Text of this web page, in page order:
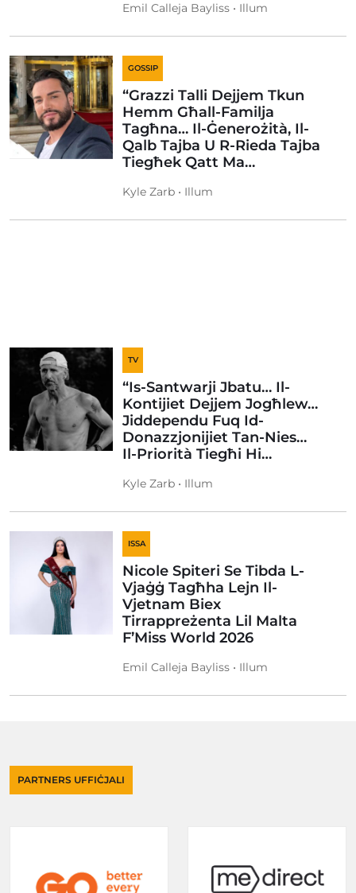
Emil Calleja Bayliss • Illum
GOSSIP
“Grazzi Talli Dejjem Tkun
Hemm Għall-Familja
Tagħna… Il-Ġenerożità, Il-
Qalb Tajba U R-Rieda Tajba
Tiegħek Qatt Ma…
Kyle Zarb • Illum
TV
“Is-Santwarji Jbatu… Il-
Kontijiet Dejjem Jogħlew…
Jiddependu Fuq Id-
Donazzjonijiet Tan-Nies…
Il-Priorità Tiegħi Hi…
Kyle Zarb • Illum
ISSA
Nicole Spiteri Se Tibda L-
Vjaġġ Tagħha Lejn Il-
Vjetnam Biex
Tirrappreżenta Lil Malta
F’Miss World 2026
Emil Calleja Bayliss • Illum
PARTNERS UFFIĊJALI